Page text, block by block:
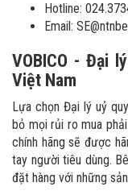
Hotline:
Email:
VOBICO - Đại
Việt Nam
Lựa chọn Đại lý uỷ
bỏ mọi rủi ro mua
chính hãng sẽ được
tay người tiêu dùng.
đặt hàng với những